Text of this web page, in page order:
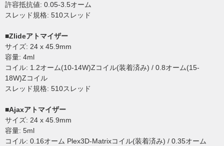
許容抵抗値: 0.05-3.5オーム
スレッド規格: 510スレッド
■Zlideアトマイザー
サイズ: 24 x 45.9mm
容量: 4ml
コイル: 1.2オーム(10-14W)Zコイル(装着済み) / 0.8オーム(15-
18W)Zコイル
スレッド規格: 510スレッド
■Ajaxアトマイザー
サイズ: 24 x 45.9mm
容量: 5ml
コイル: 0.16オーム Plex3D-Matrixコイル(装着済み) / 0.35オーム